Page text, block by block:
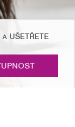
AUŠETŘETE